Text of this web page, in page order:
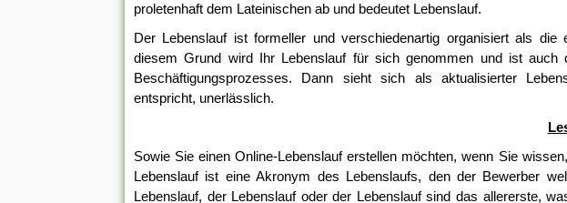
proletenhaft dem Lateinischen ab und bedeutet Lebenslauf.
Der Lebenslauf ist formeller und verschiedenartig organisiert als die
diesem Grund wird Ihr Lebenslauf für sich genommen und ist auch
Beschäftigungsprozesses. Dann sieht sich als aktualisierter
entspricht, unerlässlich.
Sowie Sie einen Online-Lebenslauf erstellen möchten, wenn Sie
Lebenslauf ist eine Akronym des Lebenslaufs, den der Bewerber
Lebenslauf, der Lebenslauf oder der Lebenslauf sind das allererste,